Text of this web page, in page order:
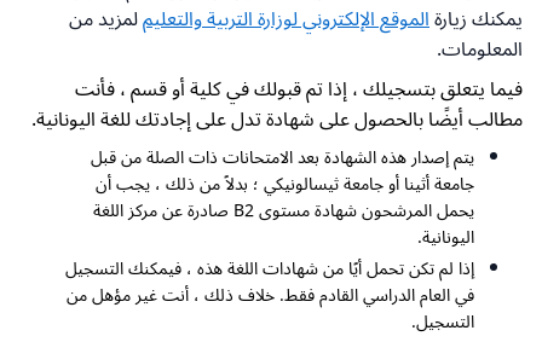
يمكنك زيارةالموقع الإلكتروني لوزارة التربية والتعليملمزيد من
المعلومات.
فيما يتعلق بتسجيلك ، إذا تم قبولك في كلية أو قسم ، فأنت
مطالب أيضًا بالحصول على شهادة تدل على إجادتك للغة اليونانية.
يتم إصدار هذه الشهادة بعد الامتحانات ذات الصلة من قبل
جامعة أثينا أو جامعة ثيسالونيكي ؛ بدلاً من ذلك ، يجب أن
يحمل المرشحون شهادة مستوى B2 صادرة عن مركز اللغة
اليونانية.
إذا لم تكن تحمل أيًا من شهادات اللغة هذه ، فيمكنك التسجيل
في العام الدراسي القادم فقط. خلاف ذلك ، أنت غير مؤهل من
التسجيل.